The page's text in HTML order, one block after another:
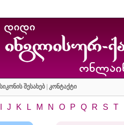
შესახებ| კონტაქტი
J K L M N O P Q R S T